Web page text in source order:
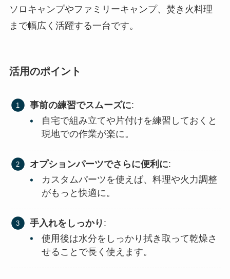
ソロキャンプやファミリーキャンプ、焚き火料理
まで幅広く活躍する一台です。
活用のポイント
事前の練習でスムーズに:
自宅で組み立てや片付けを練習しておくと
現地での作業が楽に。
オプションパーツでさらに便利に:
カスタムパーツを使えば、料理や火力調整
がもっと快適に。
手入れをしっかり :
使用後は水分をしっかり拭き取って乾燥さ
せることで長く使えます。